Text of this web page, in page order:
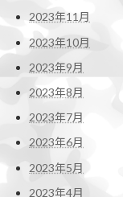
2023年11月
2023年10月
2023年9月
2023年8月
2023年7月
2023年6月
2023年5月
2023年4月